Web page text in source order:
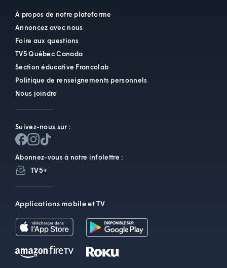
À propos de notre plateforme
Annoncez avec nous
Foire aux questions
TV5 Québec Canada
Section éducative Francolab
Politique de renseignements personnels
Nous joindre
Suivez-nous sur :
Abonnez-vous à notre infolettre :
TV5+
Applications mobile et TV